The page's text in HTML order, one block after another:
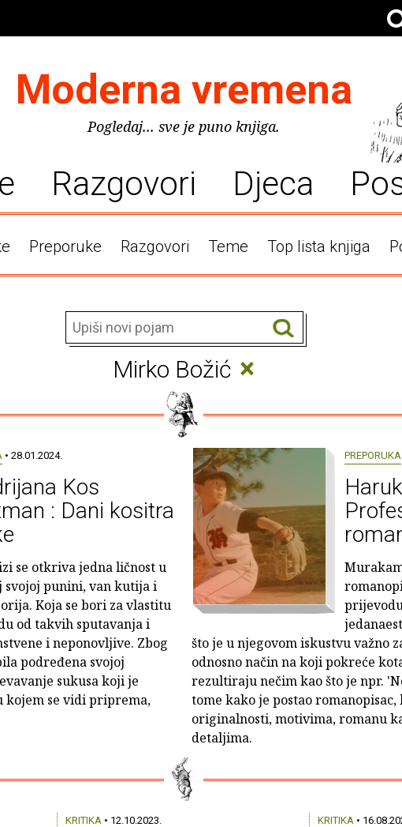
Moderna vremena
Pogledaj... sve je puno knjiga.
Razgovori Djeca
Preporuke Razgovori Teme Top lista knjiga
Mirko Božić ×
• 28.01.2024.
Kos
: Dani kositra
se otkriva jedna ličnost u
svojoj punini, van kutija i
Koja se bori za vlastitu
od takvih sputavanja i
i neponovljive. Zbog
podređena svojoj
sukusa koji je
kojem se vidi priprema,
PREPORUKA
što je u njegovom iskustvu važno
odnosno način na koji pokreće
rezultiraju nečim kao što je npr.
tome kako je postao
originalnosti, motivima, romanu
detaljima.
KRITIKA• 12.10.2023. KRITIKA•